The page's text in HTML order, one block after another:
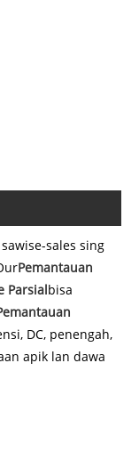
sales sing
Pemantauan
Parsialbisa
DC, penengah,
apik lan dawa